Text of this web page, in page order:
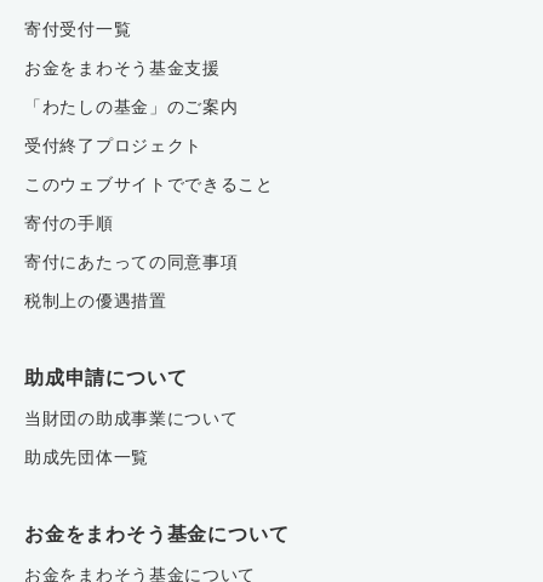
寄付受付一覧
お金をまわそう基金支援
「わたしの基金」のご案内
受付終了プロジェクト
このウェブサイトでできること
寄付の手順
寄付にあたっての同意事項
税制上の優遇措置
助成申請について
当財団の助成事業について
助成先団体一覧
お金をまわそう基金について
お金をまわそう基金について